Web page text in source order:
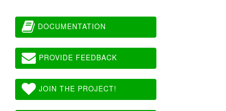
DOCUMENTATION
PROVIDE FEEDBACK
JOIN THE PROJECT!